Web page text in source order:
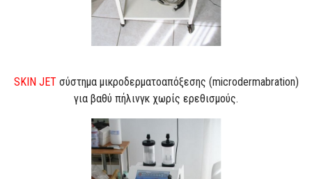
SKIN JETσύστημα μικροδερματοαπόξεσης (microdermabration)
για βαθύ πήλινγκ χωρίς ερεθισμούς.